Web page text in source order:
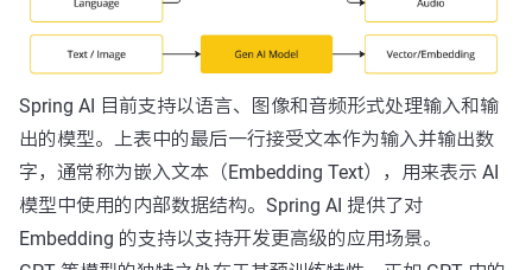
Spring AI 目前支持以语言、图像和音频形式处理输入和输
出的模型。上表中的最后一行接受文本作为输入并输出数
字，通常称为嵌入文本（Embedding Text），用来表示 AI
模型中使用的内部数据结构。Spring AI 提供了对
Embedding 的支持以支持开发更高级的应用场景。